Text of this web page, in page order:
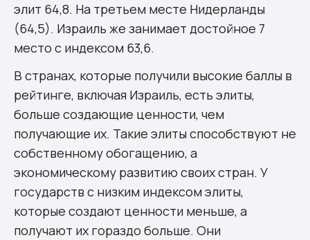
элит 64,8. На третьем месте Нидерланды
(64,5). Израиль же занимает достойное 7
место с индексом 63,6.
В странах, которые получили высокие баллы в
рейтинге, включая Израиль, есть элиты,
больше создающие ценности, чем
получающие их. Такие элиты способствуют не
собственному обогащению, а
экономическому развитию своих стран. У
государств с низким индексом элиты,
которые создают ценности меньше, а
получают их гораздо больше. Они